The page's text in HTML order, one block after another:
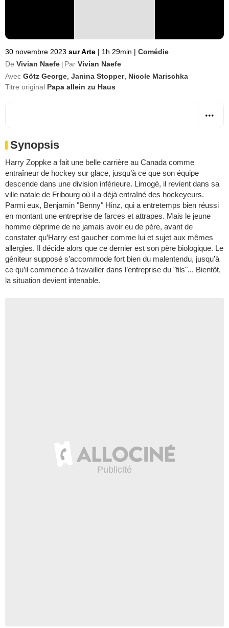
30 novembre 2023 sur Arte | 1h 29min | Comédie
De Vivian Naefe Par Vivian Naefe
Avec Götz George Janina Stopper, Nicole Marischka
Titre original Papa allein zu Haus
Synopsis
Harry Zoppke a fait une belle carrière au Canada comme
entraîneur de hockey sur glace, jusqu’à ce que son équipe
descende dans une division inférieure. Limogé, il revient dans sa
ville natale de Fribourg où il a déjà entraîné des hockeyeurs.
Parmi eux, Benjamin "Benny" Hinz, qui a entretemps bien réussi
en montant une entreprise de farces et attrapes. Mais le jeune
homme déprime de ne jamais avoir eu de père, avant de
constater qu’Harry est gaucher comme lui et sujet aux mêmes
allergies. Il décide alors que ce dernier est son père biologique. Le
géniteur supposé s’accommode fort bien du malentendu, jusqu’à
ce qu’il commence à travailler dans l’entreprise du "fils"... Bientôt,
la situation devient intenable.